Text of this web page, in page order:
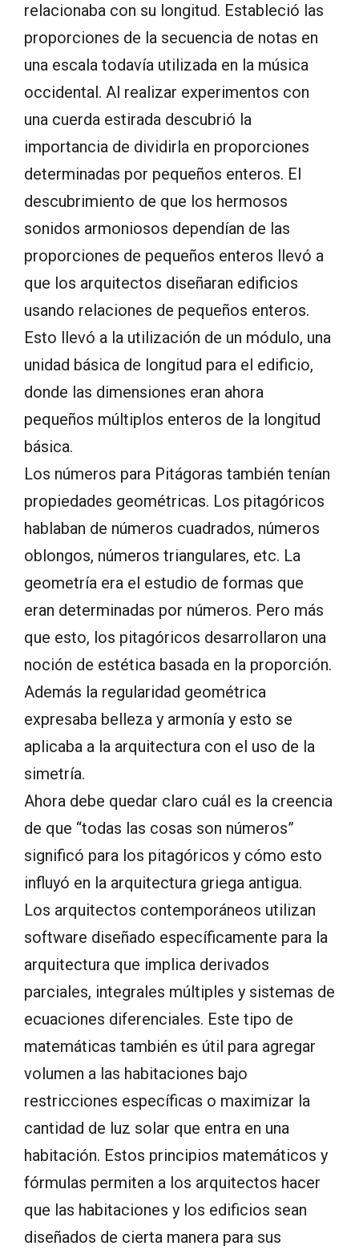
relacionaba con su longitud. Estableció las
proporciones de la secuencia de notas en
una escala todavía utilizada en la música
occidental. Al realizar experimentos con
una cuerda estirada descubrió la
importancia de dividirla en proporciones
determinadas por pequeños enteros. El
descubrimiento de que los hermosos
sonidos armoniosos dependían de las
proporciones de pequeños enteros llevó a
que los arquitectos diseñaran edificios
usando relaciones de pequeños enteros.
Esto llevó a la utilización de un módulo, una
unidad básica de longitud para el edificio,
donde las dimensiones eran ahora
pequeños múltiplos enteros de la longitud
básica.
Los números para Pitágoras también tenían
propiedades geométricas. Los pitagóricos
hablaban de números cuadrados, números
oblongos, números triangulares, etc. La
geometría era el estudio de formas que
eran determinadas por números. Pero más
que esto, los pitagóricos desarrollaron una
noción de estética basada en la proporción.
Además la regularidad geométrica
expresaba belleza y armonía y esto se
aplicaba a la arquitectura con el uso de la
simetría.
Ahora debe quedar claro cuál es la creencia
de que “todas las cosas son números”
significó para los pitagóricos y cómo esto
influyó en la arquitectura griega antigua.
Los arquitectos contemporáneos utilizan
software diseñado específicamente para la
arquitectura que implica derivados
parciales, integrales múltiples y sistemas de
ecuaciones diferenciales. Este tipo de
matemáticas también es útil para agregar
volumen a las habitaciones bajo
restricciones específicas o maximizar la
cantidad de luz solar que entra en una
habitación. Estos principios matemáticos y
fórmulas permiten a los arquitectos hacer
que las habitaciones y los edificios sean
diseñados de cierta manera para sus